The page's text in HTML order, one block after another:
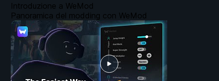
Introduzione a WeMod
Panoramica del modding con WeMod